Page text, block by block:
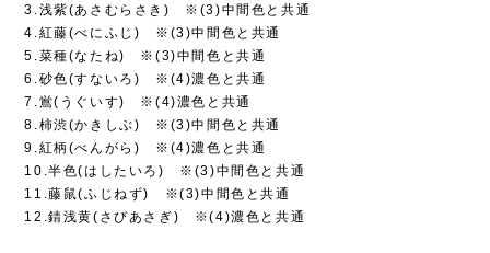
3.浅紫(あさむらさき) ※(3)中間色と共通
4.紅藤(べにふじ) ※(3)中間色と共通
5.菜種(なたね) ※(3)中間色と共通
6.砂色(すないろ) ※(4)濃色と共通
7.鴬(うぐいす) ※(4)濃色と共通
8.柿渋(かきしぶ) ※(3)中間色と共通
9.紅柄(べんがら) ※(4)濃色と共通
10.半色(はしたいろ) ※(3)中間色と共通
11.藤鼠(ふじねず) ※(3)中間色と共通
12.錆浅黄(さびあさぎ) ※(4)濃色と共通